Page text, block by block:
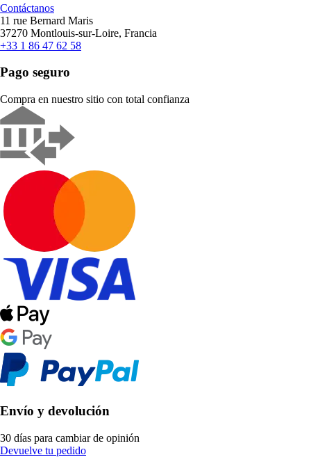
Contáctanos
11 rue Bernard Maris
37270 Montlouis-sur-Loire, Francia
+33 1 86 47 62 58
Pago seguro
Compra en nuestro sitio con total confianza
Envío y devolución
30 días para cambiar de opinión
Devuelve tu pedido